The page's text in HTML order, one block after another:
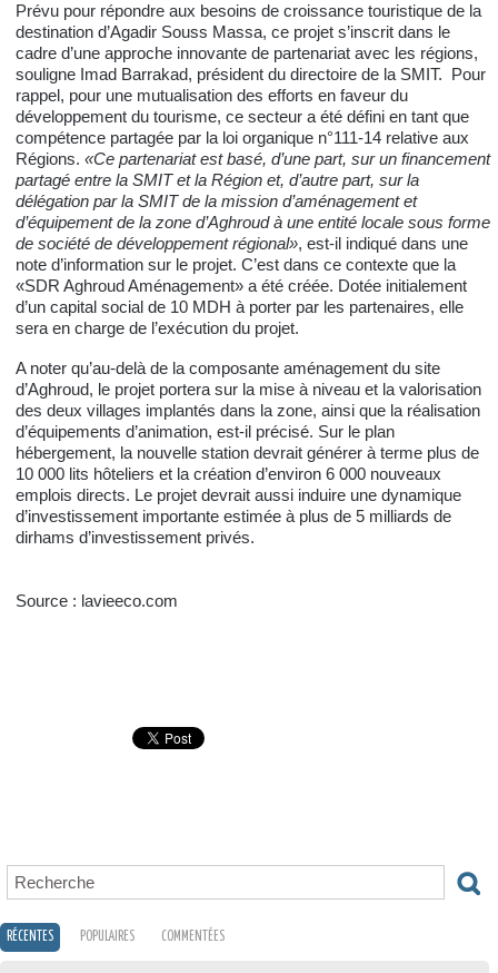
Prévu pour répondre aux besoins de croissance touristique de la
destination d’Agadir Souss Massa, ce projet s’inscrit dans le
cadre d’une approche innovante de partenariat avec les régions,
souligne Imad Barrakad, président du directoire de la SMIT. Pour
rappel, pour une mutualisation des efforts en faveur du
développement du tourisme, ce secteur a été défini en tant que
compétence partagée par la loi organique n°111-14 relative aux
Régions. «Ce partenariat est basé, d’une part, sur un financement
partagé entre la SMIT et la Région et, d’autre part, sur la
délégation par la SMIT de la mission d’aménagement et
d’équipement de la zone d’Aghroud à une entité locale sous forme
de société de développement régional», est-il indiqué dans une
note d’information sur le projet. C’est dans ce contexte que la
«SDR Aghroud Aménagement» a été créée. Dotée initialement
d’un capital social de 10 MDH à porter par les partenaires, elle
sera en charge de l’exécution du projet.
A noter qu’au-delà de la composante aménagement du site
d’Aghroud, le projet portera sur la mise à niveau et la valorisation
des deux villages implantés dans la zone, ainsi que la réalisation
d’équipements d’animation, est-il précisé. Sur le plan
hébergement, la nouvelle station devrait générer à terme plus de
10 000 lits hôteliers et la création d’environ 6 000 nouveaux
emplois directs. Le projet devrait aussi induire une dynamique
d’investissement importante estimée à plus de 5 milliards de
dirhams d’investissement privés.
Source : lavieeco.com
RÉCENTES POPULAIRES COMMENTÉES